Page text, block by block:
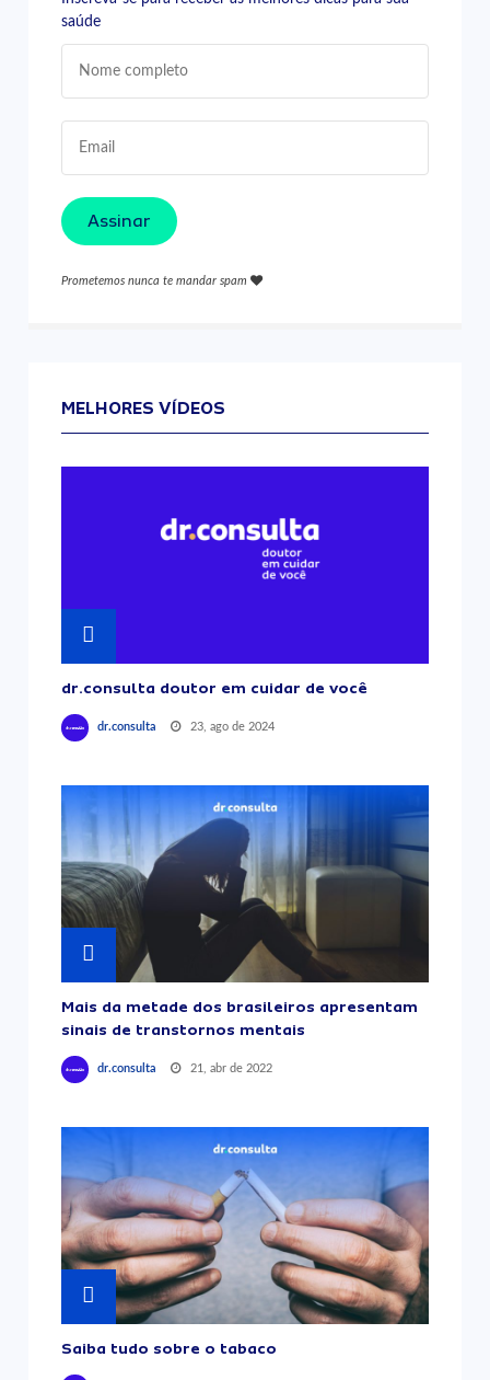
saúde
Assinar
Prometemos nunca te mandar spam
MELHORES VÍDEOS
dr.consulta doutor em cuidar de você
dr.consulta 23, ago de 2024
Mais da metade dos brasileiros apresentam
sinais de transtornos mentais
dr.consulta 21, abr de 2022
Saiba tudo sobre o tabaco